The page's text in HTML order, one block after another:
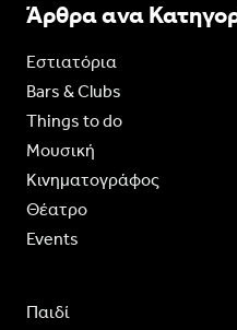
Άρθρα ανα
Εστιατόρια
Bars & Clubs
Things to do
Moυσική
Κινηματογράφος
Θέατρο
Events
Παιδί